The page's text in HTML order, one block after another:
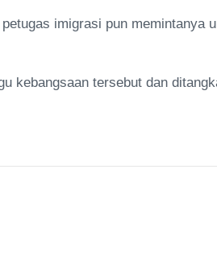
imigrasi pun memintanya
kebangsaan tersebut dan